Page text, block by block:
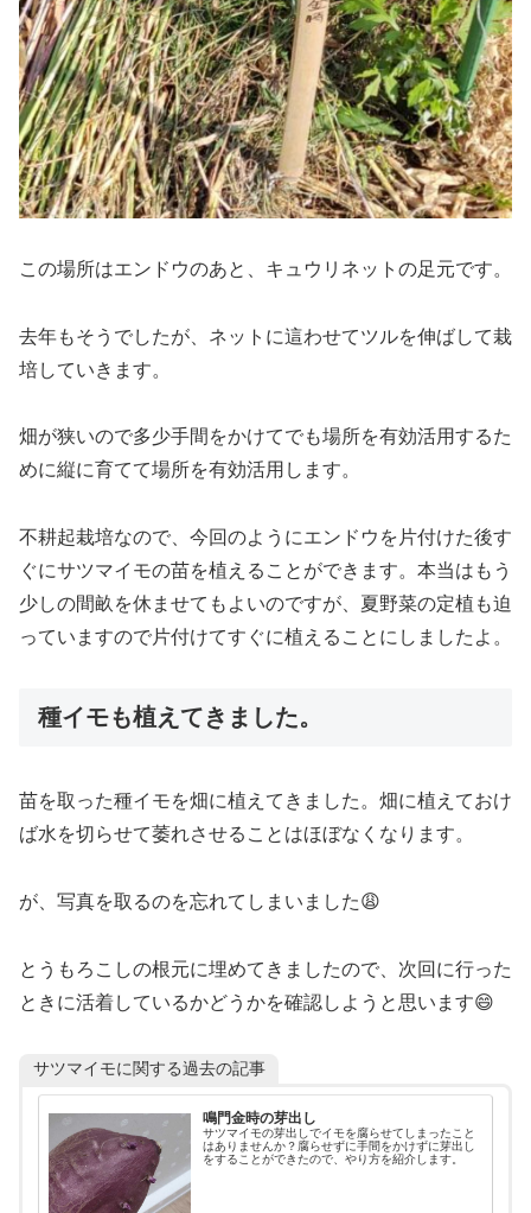
この場所はエンドウのあと、キュウリネットの足元です。
去年もそうでしたが、ネットに這わせてツルを伸ばして栽
培していきます。
畑が狭いので多少手間をかけてでも場所を有効活用するた
めに縦に育てて場所を有効活用します。
不耕起栽培なので、今回のようにエンドウを片付けた後す
ぐにサツマイモの苗を植えることができます。本当はもう
少しの間畝を休ませてもよいのですが、夏野菜の定植も迫
っていますので片付けてすぐに植えることにしましたよ。
種イモも植えてきました。
苗を取った種イモを畑に植えてきました。畑に植えておけ
ば水を切らせて萎れさせることはほぼなくなります。
が、写真を取るのを忘れてしまいました😩
とうもろこしの根元に埋めてきましたので、次回に行った
ときに活着しているかどうかを確認しようと思います😄
サツマイモに関する過去の記事
鳴門金時の芽出し
サツマイモの芽出しでイモを腐らせてしまったこと
はありませんか？腐らせずに手間をかけずに芽出し
をすることができたので、やり方を紹介します。